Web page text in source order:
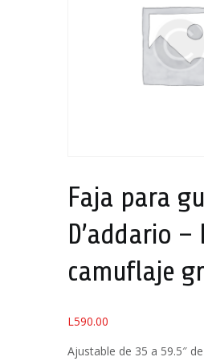
Faja para
D’addario –
camuflaje
L590.00
Ajustable de 35 a 59.5″